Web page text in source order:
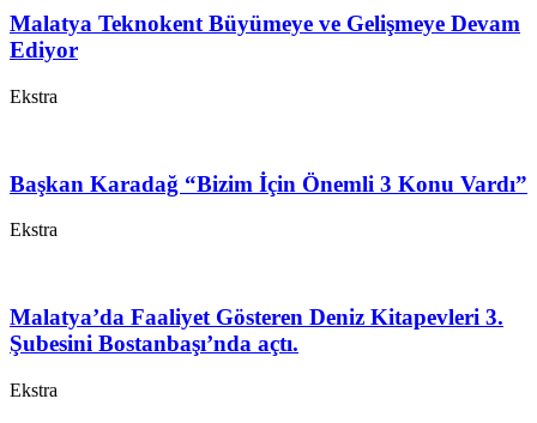
Malatya Teknokent Büyümeye ve Gelişmeye Devam
Ediyor
Ekstra
Başkan Karadağ “Bizim İçin Önemli 3 Konu Vardı”
Ekstra
Malatya’da Faaliyet Gösteren Deniz Kitapevleri 3.
Şubesini Bostanbaşı’nda açtı.
Ekstra